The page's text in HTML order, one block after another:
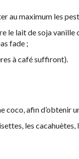
au maximum les
le lait de soja vanille
fade ;
à café suffiront).
afin d’obtenir
les cacahuètes,